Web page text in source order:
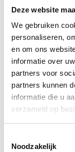
Deze website
We gebruiken
personaliseren,
en om ons
informatie over
partners voor
partners kunnen
informatie die u
verzameld op
Noodzakelijk